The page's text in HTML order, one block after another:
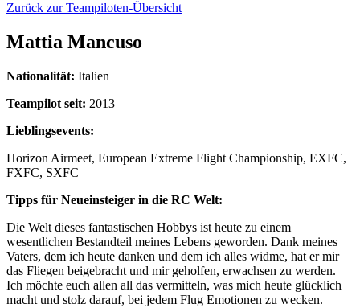
Zurück zur Teampiloten-Übersicht
Mattia Mancuso
Nationalität: Italien
Teampilot seit: 2013
Lieblingsevents:
Horizon Airmeet, European Extreme Flight Championship, EXFC,
FXFC, SXFC
Tipps für Neueinsteiger in die RC Welt:
Die Welt dieses fantastischen Hobbys ist heute zu einem
wesentlichen Bestandteil meines Lebens geworden. Dank meines
Vaters, dem ich heute danken und dem ich alles widme, hat er mir
das Fliegen beigebracht und mir geholfen, erwachsen zu werden.
Ich möchte euch allen all das vermitteln, was mich heute glücklich
macht und stolz darauf, bei jedem Flug Emotionen zu wecken.